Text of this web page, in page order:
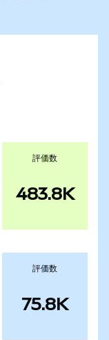
評価数
483.8K
評価数
75.8K